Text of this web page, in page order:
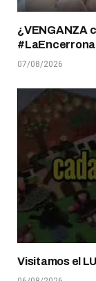
¿VENGANZA
#LaEncerrona
07/08/2026
Visitamos el